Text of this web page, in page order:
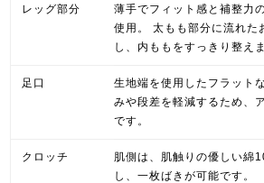
レッグ部分
薄手でフィット感と補整力
使用。 太もも部分に流れた
し、内ももをすっきり整えま
足口
生地端を使用したフラット
みや段差を軽減するため、
です。
クロッチ
肌側は、肌触りの優しい綿
し、一枚ばきが可能です。